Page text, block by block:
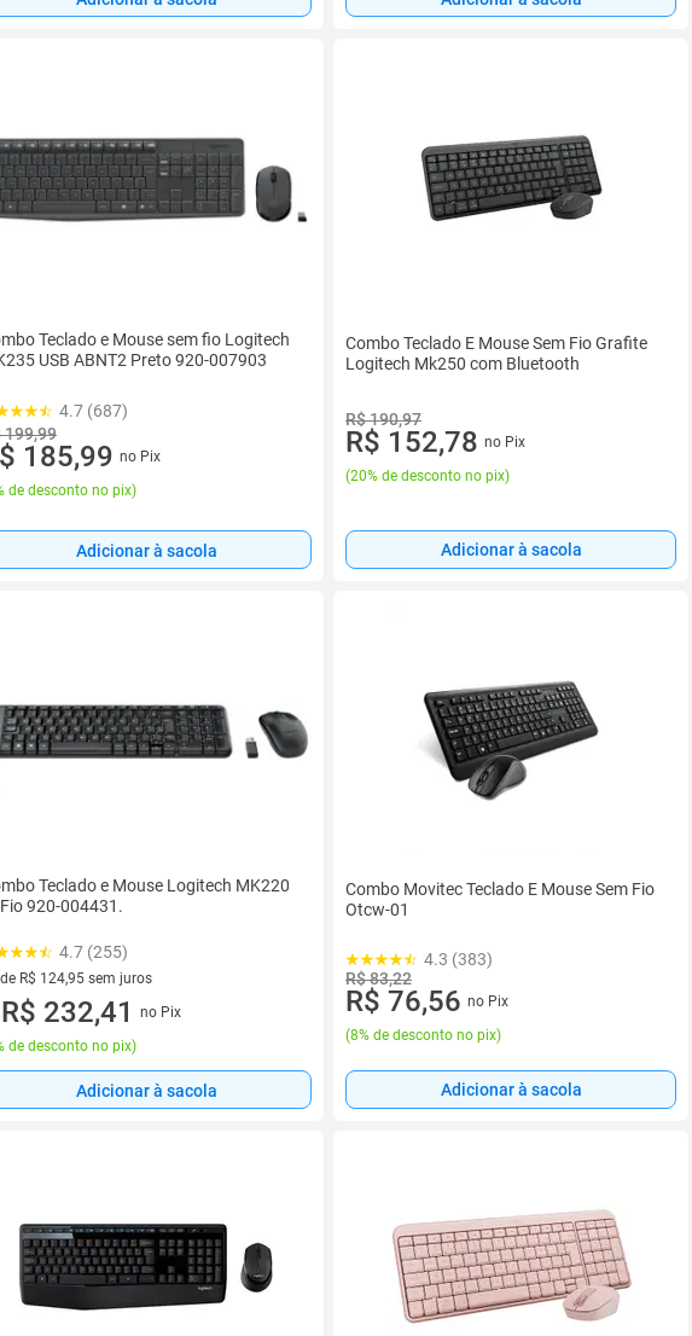
Teclado e Mouse sem fio Logitech
USB ABNT2 Preto 920-007903
4.7 (687)
199,99
185,99 no Pix
de desconto no pix)
Adicionar à sacola
Combo Teclado E Mouse Sem Fio Grafite
Logitech Mk250 com Bluetooth
R$ 190,97
R$ 152,78 no Pix
(20% de desconto no pix)
Adicionar à sacola
Teclado e Mouse Logitech MK220
920-004431.
4.7 (255)
R$ 124,95 sem juros
de R$ 124,95 sem juros
R$ 232,41
no Pix
de desconto no pix)
Adicionar à sacola
Combo Movitec Teclado E Mouse Sem Fio
Otcw-01
4.3 (383)
R$ 83,22
R$ 76,56 no Pix
(8% de desconto no pix)
Adicionar à sacola